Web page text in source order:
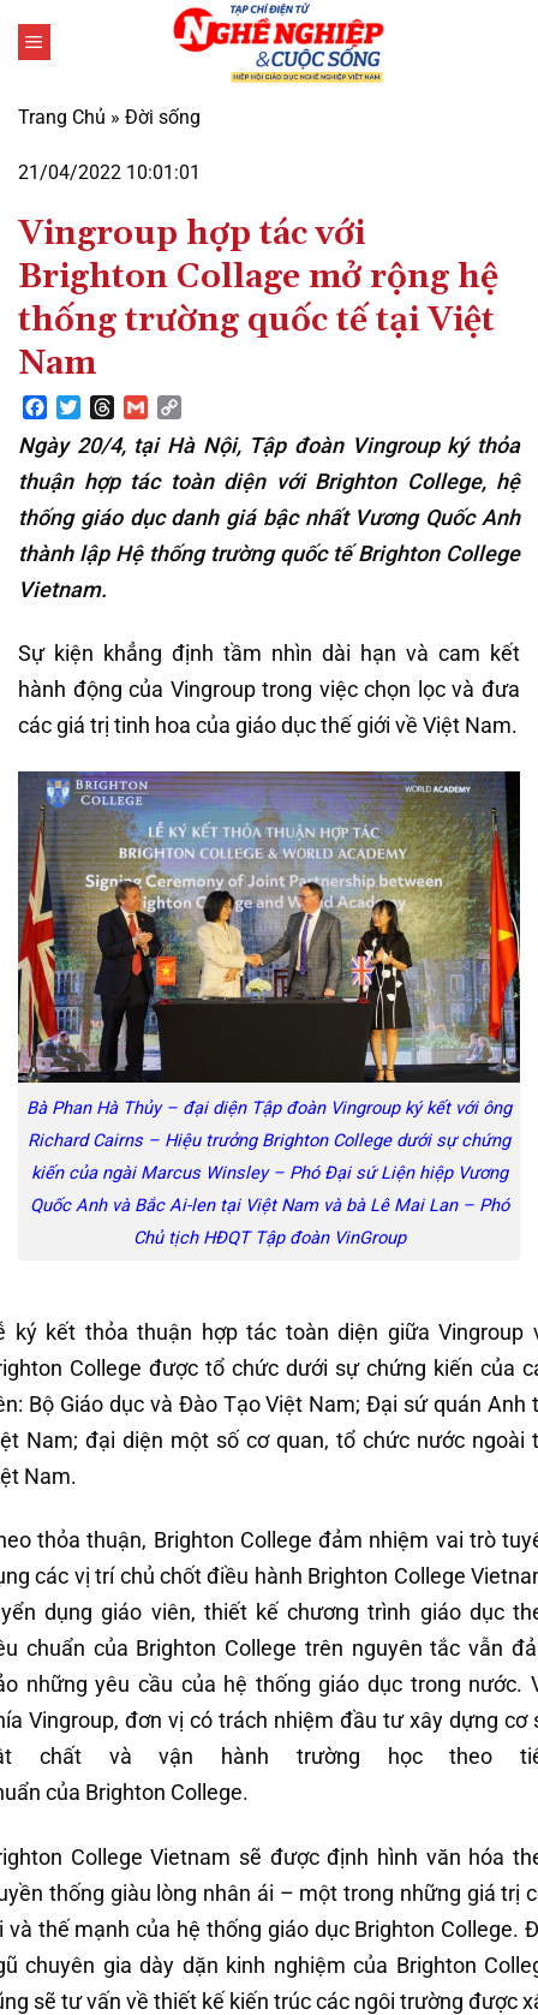
qua
dung
Trang Chủ » Đời sống
21/04/2022 10:01:01
Vingroup hợp tác với
Brighton Collage mở rộng hệ
thống trường quốc tế tại Việt
Nam
Facebook
TwitterThreads
Gmail
Link
Ngày 20/4, tại Hà Nội, Tập đoàn Vingroup ký thỏa
thuận hợp tác toàn diện với Brighton College, hệ
thống giáo dục danh giá bậc nhất Vương Quốc Anh
thành lập Hệ thống trường quốc tế Brighton College
Vietnam.
Sự kiện khẳng định tầm nhìn dài hạn và cam kết
hành động của Vingroup trong việc chọn lọc và đưa
các giá trị tinh hoa của giáo dục thế giới về Việt Nam.
Bà Phan Hà Thủy – đại diện Tập đoàn Vingroup ký kết với ông
Richard Cairns – Hiệu trưởng Brighton College dưới sự chứng
kiến của ngài Marcus Winsley – Phó Đại sứ Liện hiệp Vương
Quốc Anh và Bắc Ai-len tại Việt Nam và bà Lê Mai Lan – Phó
Chủ tịch HĐQT Tập đoàn VinGroup
ký kết thỏa thuận hợp tác toàn diện giữa Vingroup
College được tổ chức dưới sự chứng kiến của
Bộ Giáo dục và Đào Tạo Việt Nam; Đại sứ quán Anh
Nam; đại diện một số cơ quan, tổ chức nước ngoài
Nam.
thỏa thuận, Brighton College đảm nhiệm vai trò
các vị trí chủ chốt điều hành Brighton College
dụng giáo viên, thiết kế chương trình giáo dục
chuẩn của Brighton College trên nguyên tắc vẫn
những yêu cầu của hệ thống giáo dục trong nước.
Vingroup, đơn vị có trách nhiệm đầu tư xây dựng cơ
chất và vận hành trường học theo
của Brighton College.
College Vietnam sẽ được định hình văn hóa
thống giàu lòng nhân ái – một trong những giá trị
và thế mạnh của hệ thống giáo dục Brighton College.
chuyên gia dày dặn kinh nghiệm của Brighton
sẽ tư vấn về thiết kế kiến trúc các ngôi trường được